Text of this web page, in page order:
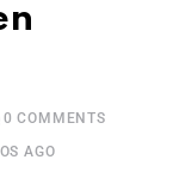
0 COMMENTS
AGO